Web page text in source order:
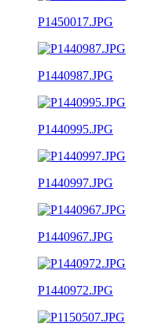
P1450017.JPG
P1440987.JPG
P1440995.JPG
P1440997.JPG
P1440967.JPG
P1440972.JPG